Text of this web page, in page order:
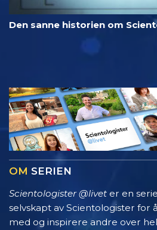
Den sanne historien om
OM SERIEN
Scientologister @livet er en
selvskapt av Scientologister for
med og inspirere andre over